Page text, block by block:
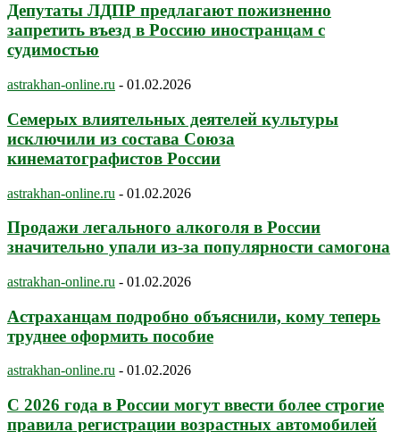
Депутаты ЛДПР предлагают пожизненно
запретить въезд в Россию иностранцам с
судимостью
astrakhan-online.ru - 01.02.2026
Семерых влиятельных деятелей культуры
исключили из состава Союза
кинематографистов России
astrakhan-online.ru - 01.02.2026
Продажи легального алкоголя в России
значительно упали из-за популярности самогона
astrakhan-online.ru - 01.02.2026
Астраханцам подробно объяснили, кому теперь
труднее оформить пособие
astrakhan-online.ru - 01.02.2026
С 2026 года в России могут ввести более строгие
правила регистрации возрастных автомобилей